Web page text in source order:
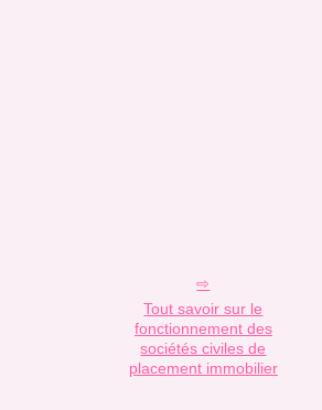
Tout savoir sur le
fonctionnement des
sociétés civiles de
placement immobilier